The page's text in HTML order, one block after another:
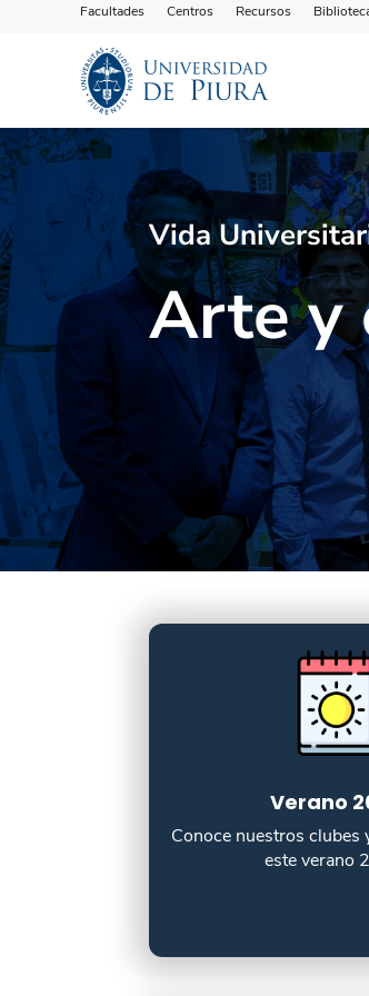
Facultades Centros Recursos
Vida
Arte y
Verano
Conoce nuestros clubes
este verano